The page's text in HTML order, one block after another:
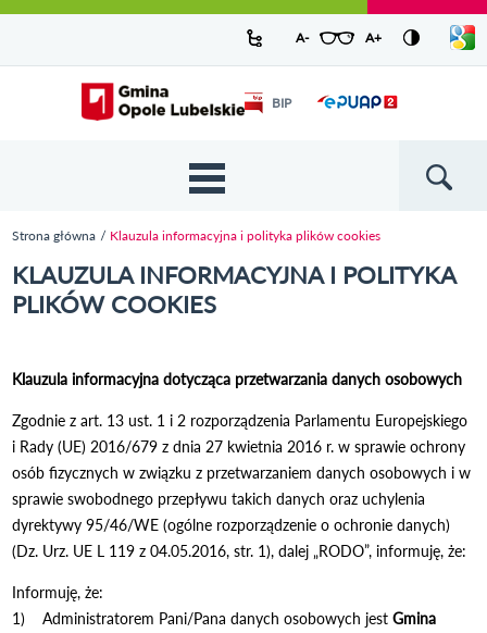
do
mapy
strony
do
menu
wyszukiwarki
ścieżki
nawigacyjnej
kategorii
aktualności
do
treści
kalendarza
wydarzeń
do
galerii
zdjęć
do
stopki
Urząd Miejski w Opolu Lubelskim -
oficjalny serwis
A-pomniejsz czcionkę
Zresetuj czcionkę
A+powiększ czcionkę
listę
Przejdź do strony startowej
BIPOdnośnik
{{
menu'
| t }}
Strona główna Klauzula informacyjna i polityka plików cookies
KLAUZULA INFORMACYJNA I POLITYKA
PLIKÓW COOKIES
Klauzula informacyjna dotycząca przetwarzania danych osobowych
Zgodnie z art. 13 ust. 1 i 2 rozporządzenia Parlamentu Europejskiego
i Rady (UE) 2016/679 z dnia 27 kwietnia 2016 r. w sprawie ochrony
osób fizycznych w związku z przetwarzaniem danych osobowych i w
sprawie swobodnego przepływu takich danych oraz uchylenia
dyrektywy 95/46/WE (ogólne rozporządzenie o ochronie danych)
(Dz. Urz. UE L 119 z 04.05.2016, str. 1), dalej „RODO”, informuję, że:
Informuję, że:
1) Administratorem Pani/Pana danych osobowych jestGmina